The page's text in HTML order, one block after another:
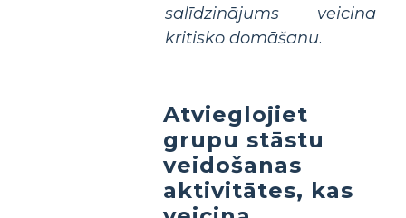
salīdzinājums veicina
kritisko domāšanu.
Atvieglojiet
grupu stāstu
veidošanas
aktivitātes, kas